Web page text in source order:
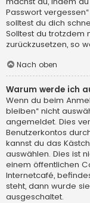
Passwort
solltest du dich
Solltest du trotzdem
zurückzusetzen, so
Nach oben
Warum werde ich
Wenn du beim
bleiben“ nicht
angemeldet. Dies
Benutzerkontos
kannst du das
auswählen. Dies ist
einem öffentlichen
Internetcafé,
steht, dann wurde
ausgeschaltet.